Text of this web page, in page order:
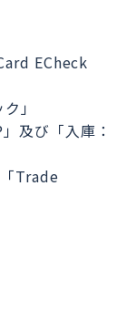
ECheck
」
及び「入庫：
Trade